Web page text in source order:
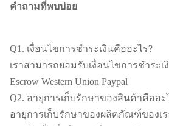
คำถามที่พบบ่อย
Q1. เงื่อนไขการชำระเงินคืออะไร?
เราสามารถยอมรับเงื่อนไขการชำระเ
Escrow Western Union Paypal
Q2. อายุการเก็บรักษาของสินค้าคืออะ
อายุการเก็บรักษาของผลิตภัณฑ์ของเ